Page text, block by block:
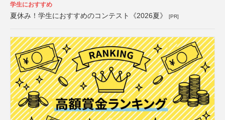
学生におすすめ
夏休み！学生におすすめのコンテスト《2026夏》 [PR]